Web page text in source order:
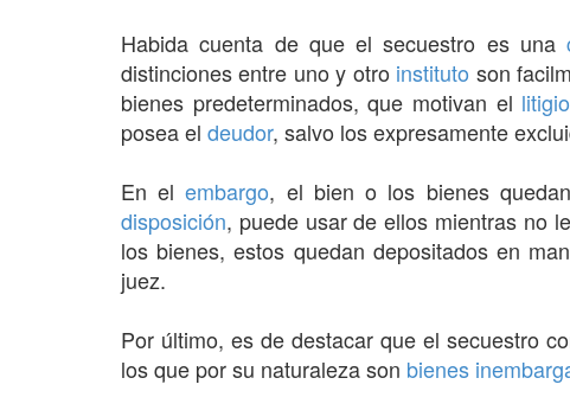
Habida cuenta de que el secuestro es una
distinciones entre uno y otro instituto son
bienes predeterminados, que motivan el litigio
posea el deudor, salvo los expresamente
En elembargo, el bien o los bienes
disposición, puede usar de ellos mientras no
los bienes, estos quedan depositados en
juez.
Por último, es de destacar que el secuestro
los que por su naturaleza son bienes